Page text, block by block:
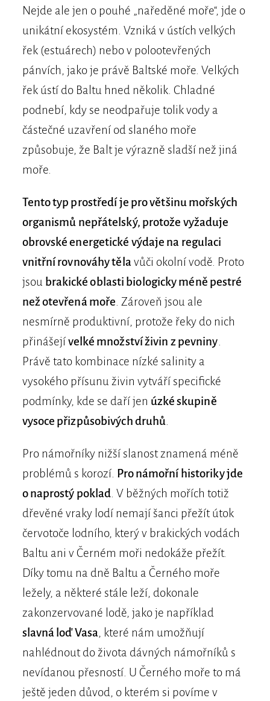
Nejde ale jen o pouhé „naředěné moře“, jde o
unikátní ekosystém. Vzniká v ústích velkých
řek (estuárech) nebo v polootevřených
pánvích, jako je právě Baltské moře. Velkých
řek ústí do Baltu hned několik. Chladné
podnebí, kdy se neodpařuje tolik vody a
částečné uzavření od slaného moře
způsobuje, že Balt je výrazně sladší než jiná
moře.
Tento typ prostředí je pro většinu mořských
organismů nepřátelský, protože vyžaduje
obrovské energetické výdaje na regulaci
vnitřní rovnováhy tělavůči okolní vodě. Proto
jsou brakické oblasti biologicky méně pestré
než otevřená moře . Zároveň jsou ale
nesmírně produktivní, protože řeky do nich
přinášejívelké množství živin z pevniny
Právě tato kombinace nízké salinity a
vysokého přísunu živin vytváří specifické
podmínky, kde se daří jen úzké skupině
vysoce přizpůsobivých druhů
Pro námořníky nižší slanost znamená méně
problémů s korozí. Pro námořní historiky jde
o naprostý poklad . V běžných mořích totiž
dřevěné vraky lodí nemají šanci přežít útok
červotoče lodního, který v brakických vodách
Baltu ani v Černém moři nedokáže přežít.
Díky tomu na dně Baltu a Černého moře
ležely, a některé stále leží, dokonale
zakonzervované lodě, jako je například
slavná loď Vasa, které nám umožňují
nahlédnout do života dávných námořníků s
nevídanou přesností. U Černého moře to má
ještě jeden důvod, o kterém si povíme v